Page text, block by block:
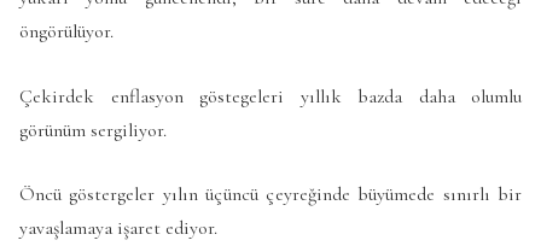
öngörülüyor.
Çekirdek enflasyon göstegeleri yıllık bazda daha olumlu
görünüm sergiliyor.
Öncü göstergeler yılın üçüncü çeyreğinde büyümede sınırlı bir
yavaşlamaya işaret ediyor.